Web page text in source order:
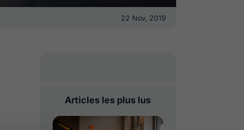
22 Nov, 2019
Articles les plus lus